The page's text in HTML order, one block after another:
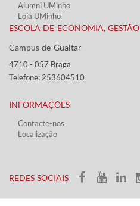
Alumni UMinho
Loja UMinho
ESCOLA DE ECONOMIA,
Campus de Gualtar ​​
4710 - ​057 Braga
Telefone: 253604510​​
INFORMAÇÕES
Contacte-nos
Localização
​REDES SOCIAIS​​